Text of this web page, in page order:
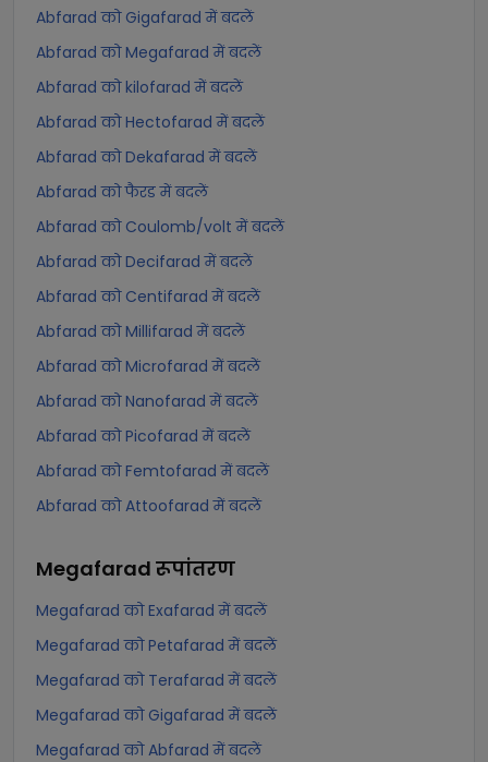
Abfarad को Gigafarad में बदलें
Abfarad को Megafarad में बदलें
Abfarad को kilofarad में बदलें
Abfarad को Hectofarad में बदलें
Abfarad को Dekafarad में बदलें
Abfarad को फैरड में बदलें
Abfarad को Coulomb/volt में बदलें
Abfarad को Decifarad में बदलें
Abfarad को Centifarad में बदलें
Abfarad को Millifarad में बदलें
Abfarad को Microfarad में बदलें
Abfarad को Nanofarad में बदलें
Abfarad को Picofarad में बदलें
Abfarad को Femtofarad में बदलें
Abfarad को Attoofarad में बदलें
Megafarad रूपांतरण
Megafarad को Exafarad में बदलें
Megafarad को Petafarad में बदलें
Megafarad को Terafarad में बदलें
Megafarad को Gigafarad में बदलें
Megafarad को Abfarad में बदलें